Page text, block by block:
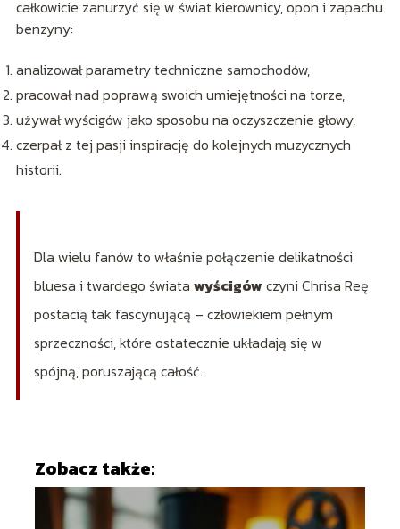
całkowicie zanurzyć się w świat kierownicy, opon i zapachu
benzyny:
analizował parametry techniczne samochodów,
pracował nad poprawą swoich umiejętności na torze,
używał wyścigów jako sposobu na oczyszczenie głowy,
czerpał z tej pasji inspirację do kolejnych muzycznych
historii.
Dla wielu fanów to właśnie połączenie delikatności
bluesa i twardego świata wyścigów czyni Chrisa Reę
postacią tak fascynującą – człowiekiem pełnym
sprzeczności, które ostatecznie układają się w
spójną, poruszającą całość.
Zobacz także: